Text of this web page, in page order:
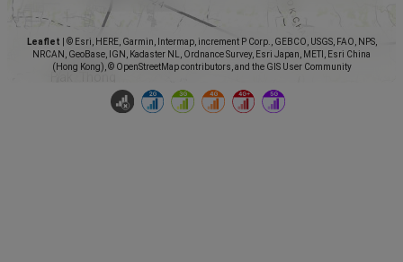
Leaflet
© Esri, HERE, Garmin, Intermap, increment P Corp., GEBCO, USGS, FAO, NPS,
NRCAN, GeoBase, IGN, Kadaster NL, Ordnance Survey, Esri Japan, METI, Esri China
(Hong Kong), © OpenStreetMap contributors, and the GIS User Community